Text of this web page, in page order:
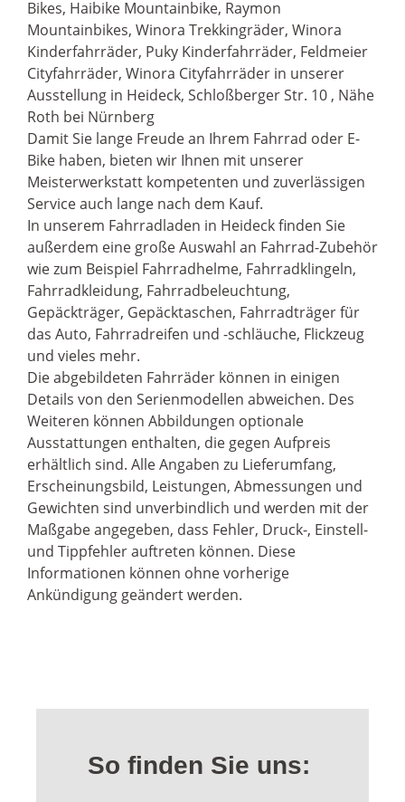
Bikes, Haibike Mountainbike, Raymon
Mountainbikes, Winora Trekkingräder, Winora
Kinderfahrräder, Puky Kinderfahrräder, Feldmeier
Cityfahrräder, Winora Cityfahrräder in unserer
Ausstellung in Heideck, Schloßberger Str. 10 , Nähe
Roth bei Nürnberg
Damit Sie lange Freude an Ihrem Fahrrad oder E-
Bike haben, bieten wir Ihnen mit unserer
Meisterwerkstatt kompetenten und zuverlässigen
Service auch lange nach dem Kauf.
In unserem Fahrradladen in Heideck finden Sie
außerdem eine große Auswahl an Fahrrad-Zubehör
wie zum Beispiel Fahrradhelme, Fahrradklingeln,
Fahrradkleidung, Fahrradbeleuchtung,
Gepäckträger, Gepäcktaschen, Fahrradträger für
das Auto, Fahrradreifen und -schläuche, Flickzeug
und vieles mehr.
Die abgebildeten Fahrräder können in einigen
Details von den Serienmodellen abweichen. Des
Weiteren können Abbildungen optionale
Ausstattungen enthalten, die gegen Aufpreis
erhältlich sind. Alle Angaben zu Lieferumfang,
Erscheinungsbild, Leistungen, Abmessungen und
Gewichten sind unverbindlich und werden mit der
Maßgabe angegeben, dass Fehler, Druck-, Einstell-
und Tippfehler auftreten können. Diese
Informationen können ohne vorherige
Ankündigung geändert werden.
So finden Sie uns: